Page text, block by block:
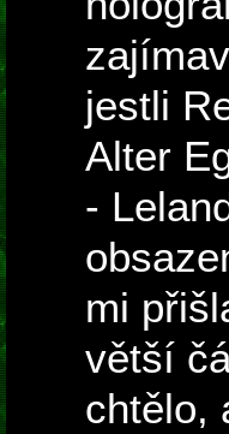
jestli
Alter
-
mi
větší
chtělo,